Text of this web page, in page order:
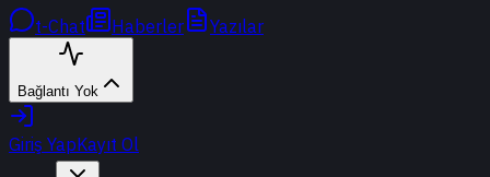
t-Chat Haberler Yazılar
Bağlantı Yok
Giriş YapKayıt Ol